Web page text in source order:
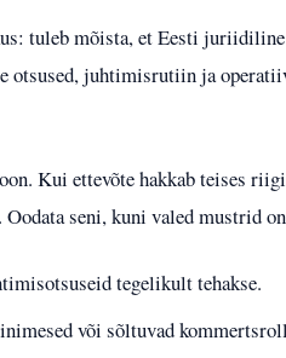
tuleb mõista, et Eesti
otsused, juhtimisrutiin ja
Kui ettevõte hakkab teises
seni, kuni valed mustrid
tegelikult tehakse.
või sõltuvad